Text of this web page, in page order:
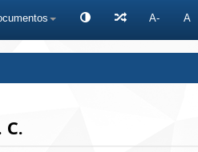
A- A